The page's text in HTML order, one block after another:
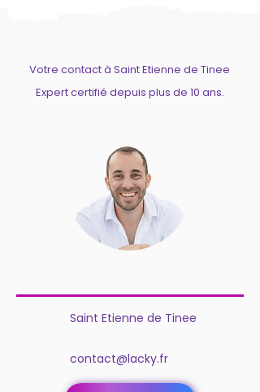
Votre contact à Saint Etienne de Tinee
Expert certifié depuis plus de 10 ans.
Saint Etienne de Tinee
contact@lacky.fr